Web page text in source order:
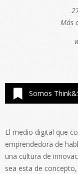
Más
Somos
El medio digital que
emprendedora de
una cultura de
sea esta de